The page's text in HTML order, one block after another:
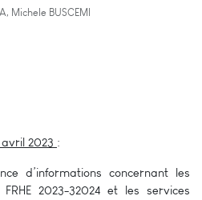
Michele BUSCEMI
2023 :
d’informations concernant les
2023-32024 et les services